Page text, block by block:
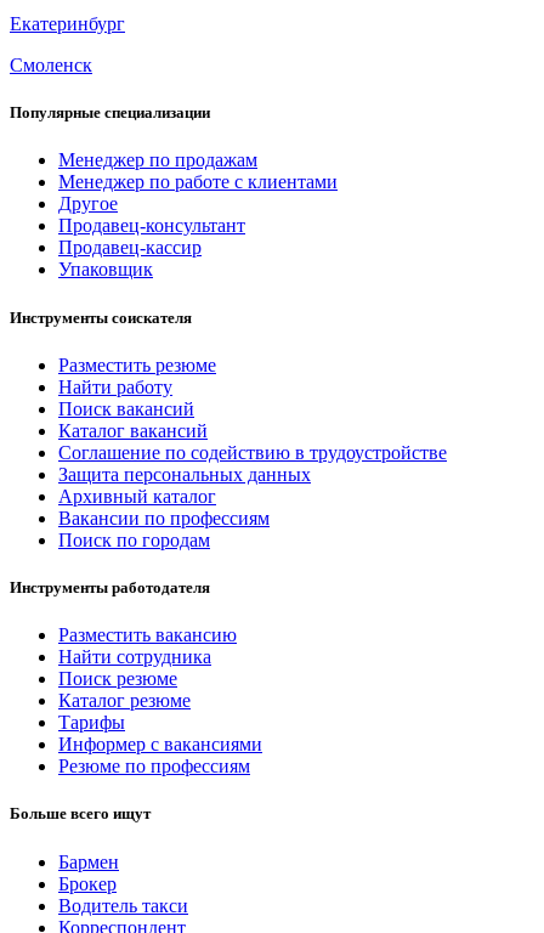
Екатеринбург
Смоленск
Популярные специализации
Менеджер по продажам
Менеджер по работе с клиентами
Другое
Продавец-консультант
Продавец-кассир
Упаковщик
Инструменты соискателя
Разместить резюме
Найти работу
Поиск вакансий
Каталог вакансий
Соглашение по содействию в трудоустройстве
Защита персональных данных
Архивный каталог
Вакансии по профессиям
Поиск по городам
Инструменты работодателя
Разместить вакансию
Найти сотрудника
Поиск резюме
Каталог резюме
Тарифы
Информер с вакансиями
Резюме по профессиям
Больше всего ищут
Бармен
Брокер
Водитель такси
Корреспондент